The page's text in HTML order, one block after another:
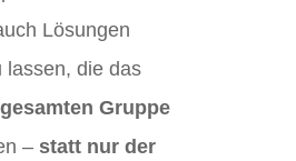
Lösungen
lassen, die das
Gruppe
– statt nur der